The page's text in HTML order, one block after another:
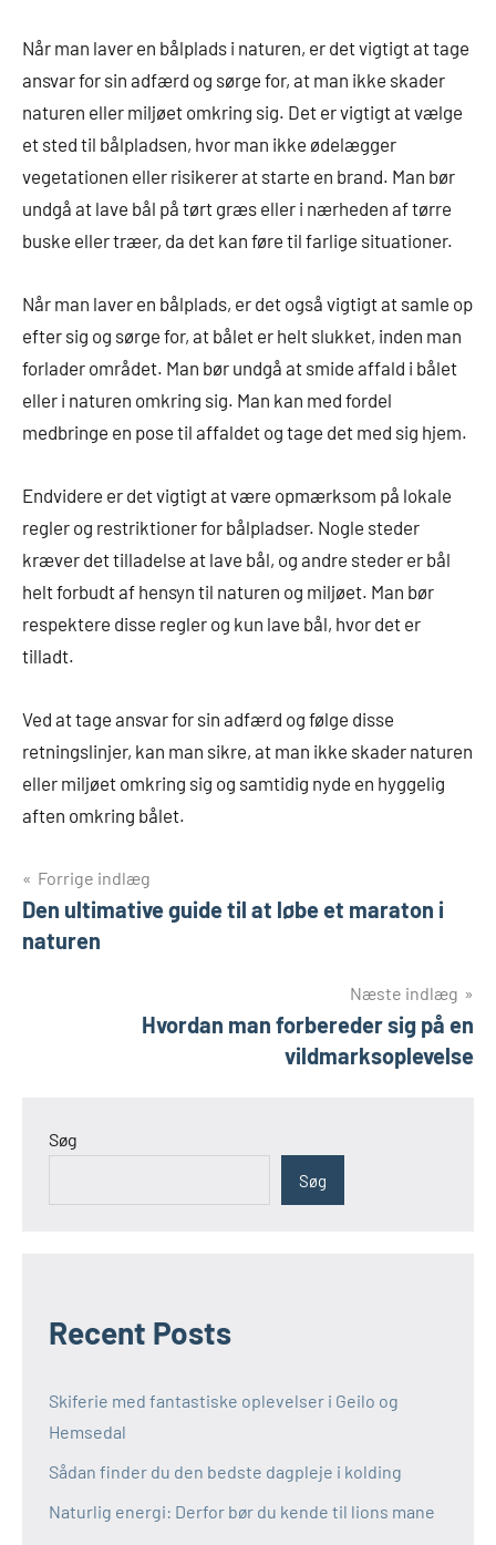
Når man laver en bålplads i naturen, er det vigtigt at tage
ansvar for sin adfærd og sørge for, at man ikke skader
naturen eller miljøet omkring sig. Det er vigtigt at vælge
et sted til bålpladsen, hvor man ikke ødelægger
vegetationen eller risikerer at starte en brand. Man bør
undgå at lave bål på tørt græs eller i nærheden af tørre
buske eller træer, da det kan føre til farlige situationer.
Når man laver en bålplads, er det også vigtigt at samle op
efter sig og sørge for, at bålet er helt slukket, inden man
forlader området. Man bør undgå at smide affald i bålet
eller i naturen omkring sig. Man kan med fordel
medbringe en pose til affaldet og tage det med sig hjem.
Endvidere er det vigtigt at være opmærksom på lokale
regler og restriktioner for bålpladser. Nogle steder
kræver det tilladelse at lave bål, og andre steder er bål
helt forbudt af hensyn til naturen og miljøet. Man bør
respektere disse regler og kun lave bål, hvor det er
tilladt.
Ved at tage ansvar for sin adfærd og følge disse
retningslinjer, kan man sikre, at man ikke skader naturen
eller miljøet omkring sig og samtidig nyde en hyggelig
aften omkring bålet.
Indlægsnavigation
Forrige indlæg
Den ultimative guide til at løbe et maraton i
naturen
Næste indlæg
Hvordan man forbereder sig på en
vildmarksoplevelse
Søg
Søg
Recent Posts
Skiferie med fantastiske oplevelser i Geilo og
Hemsedal
Sådan finder du den bedste dagpleje i kolding
Naturlig energi: Derfor bør du kende til lions mane